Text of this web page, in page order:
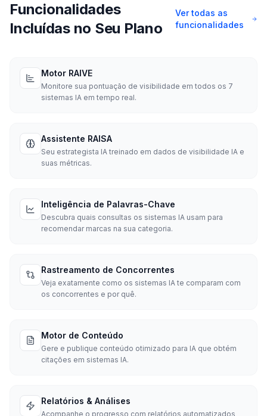
Funcionalidades
Incluídas no Seu Plano
Ver todas as
funcionalidades
Motor RAIVE
Monitore sua pontuação de visibilidade em todos os 7
sistemas IA em tempo real.
Assistente RAISA
Seu estrategista IA treinado em dados de visibilidade IA e
suas métricas.
Inteligência de Palavras-Chave
Descubra quais consultas os sistemas IA usam para
recomendar marcas na sua categoria.
Rastreamento de Concorrentes
Veja exatamente como os sistemas IA te comparam com
os concorrentes e por quê.
Motor de Conteúdo
Gere e publique conteúdo otimizado para IA que obtém
citações em sistemas IA.
Relatórios & Análises
Acompanhe o progresso com relatórios automatizados